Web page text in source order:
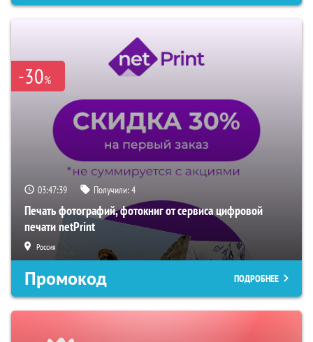
-30%
03:47:38 Получили:4
Печать фотографий, фотокниг от сервиса цифровой
печати netPrint
Россия
Промокод ПОДРОБНЕЕ